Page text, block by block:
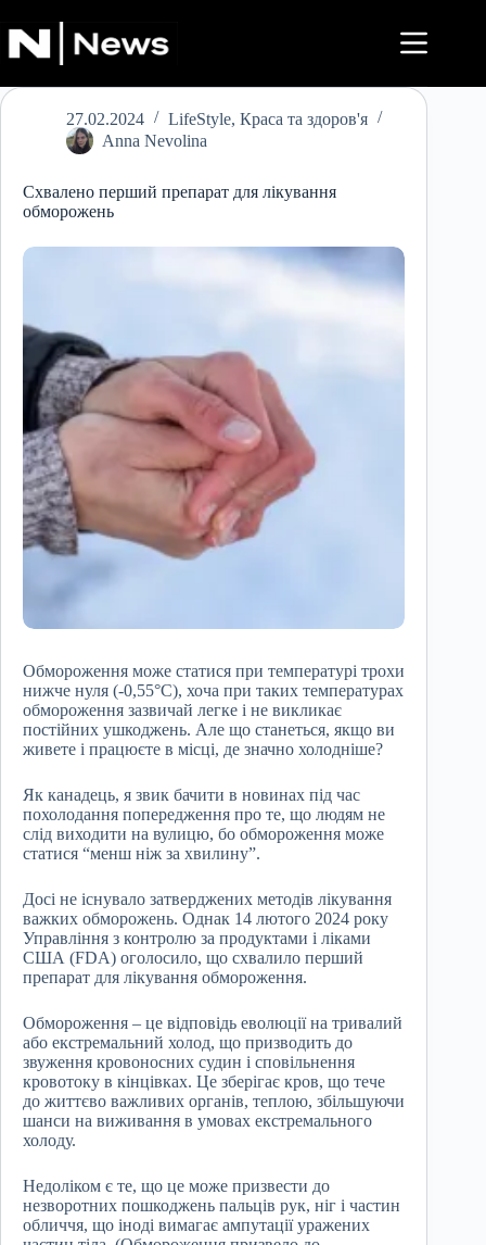
до
вмісту
27.02.2024 LifeStyle, Краса та здоров'я
Anna Nevolina
Схвалено перший препарат для лікування
обморожень
Обмороження може статися при температурі трохи
нижче нуля (-0,55°C), хоча при таких температурах
обмороження зазвичай легке і не викликає
постійних ушкоджень. Але що станеться, якщо ви
живете і працюєте в місці, де значно холодніше?
Як канадець, я звик бачити в новинах під час
похолодання попередження про те, що людям не
слід виходити на вулицю, бо обмороження може
статися “менш ніж за хвилину”.
Досі не існувало затверджених методів лікування
важких обморожень. Однак 14 лютого 2024 року
Управління з контролю за продуктами і ліками
США (FDA) оголосило, що схвалило перший
препарат для лікування обмороження.
Обмороження – це відповідь еволюції на тривалий
або екстремальний холод, що призводить до
звуження кровоносних судин і сповільнення
кровотоку в кінцівках. Це зберігає кров, що тече
до життєво важливих органів, теплою, збільшуючи
шанси на виживання в умовах екстремального
холоду.
Недоліком є те, що це може призвести до
незворотних пошкоджень пальців рук, ніг і частин
обличчя, що іноді вимагає ампутації уражених